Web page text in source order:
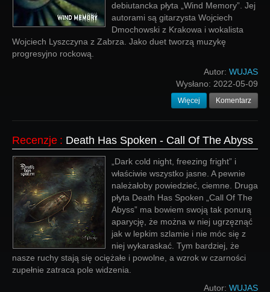
debiutancka płyta „Wind Memory”. Jej
autorami są gitarzysta Wojciech
Dmochowski z Krakowa i wokalista
Wojciech Lyszczyna z Zabrza. Jako duet tworzą muzykę
progresyjno rockową.
Autor: WUJAS
Wysłano: 2022-05-09
Więcej Komentarz
Recenzje : Death Has Spoken - Call Of The Abyss
„Dark cold night, freezing fright” i
właściwie wszystko jasne. A pewnie
należałoby powiedzieć, ciemne. Druga
płyta Death Has Spoken „Call Of The
Abyss” ma bowiem swoją tak ponurą
aparycję, że można w niej ugrzęznąć
jak w lepkim szlamie i nie móc się z
niej wykaraskać. Tym bardziej, że
nasze ruchy stają się ociężałe i powolne, a wzrok w czarności
zupełnie zatraca pole widzenia.
Autor: WUJAS